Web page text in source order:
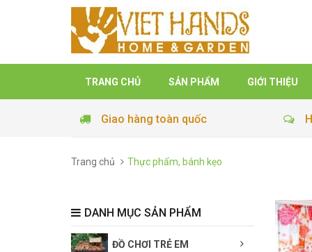
TRANG CHỦ SẢN PHẨM GIỚI THIỆU
Giao hàng toàn quốc
Trang chủ Thực phẩm, bánh kẹo
DANH MỤC SẢN PHẨM
ĐỒ CHƠI TRẺ EM